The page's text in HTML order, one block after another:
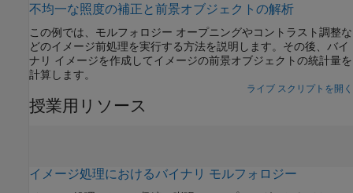
不均一な照度の補正と前景オブジェクトの解析
この例では、モルフォロジー オープニングやコントラスト調整な
どのイメージ前処理を実行する方法を説明します。その後、バイ
ナリ イメージを作成してイメージの前景オブジェクトの統計量を
計算します。
ライブ スクリプトを開く
授業用リソース
イメージ処理におけるバイナリ モルフォロジー